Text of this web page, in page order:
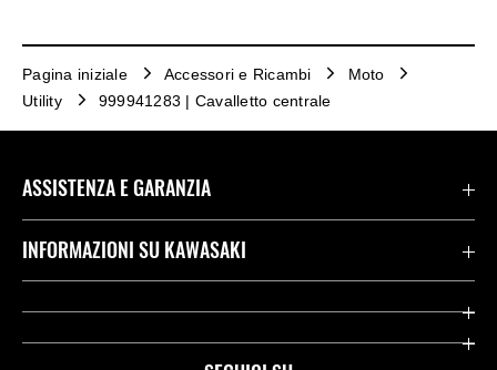
Pagina iniziale Accessori e Ricambi
Moto
Utility
999941283 | Cavalletto centrale
ASSISTENZA E GARANZIA
Assistenza Stradale Kawasaki
Kawasaki Care
INFORMAZIONI SU KAWASAKI
Società